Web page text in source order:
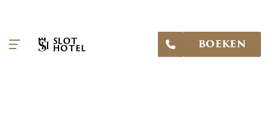
BOEKEN